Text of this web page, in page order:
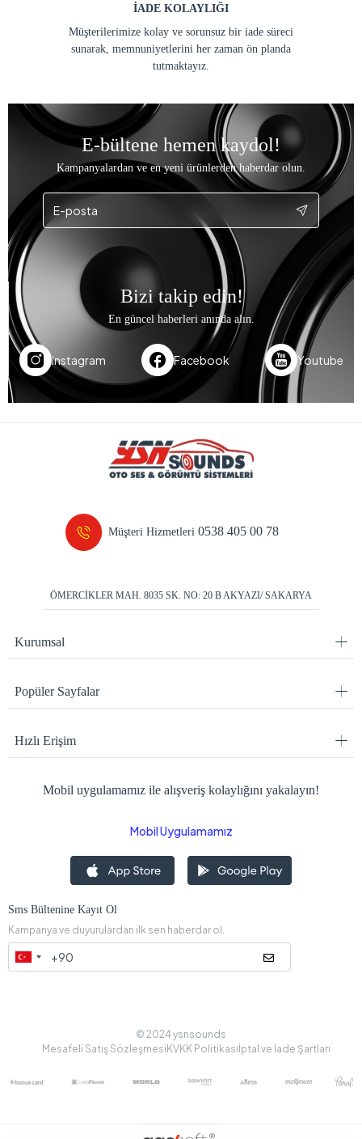
İADE KOLAYLIĞI
Müşterilerimize kolay ve sorunsuz bir iade süreci
sunarak, memnuniyetlerini her zaman ön planda
tutmaktayız.
E-bültene hemen kaydol!
Kampanyalardan ve en yeni ürünlerden haberdar olun.
Bizi takip edin!
En güncel haberleri anında alın.
Instagram Facebook Youtube
Müşteri Hizmetleri0538 405 00 78
ÖMERCİKLER MAH. 8035 SK. NO: 20 B AKYAZI/ SAKARYA
Kurumsal
Popüler Sayfalar
Hızlı Erişim
Mobil uygulamamız ile alışveriş kolaylığını yakalayın!
Mobil Uygulamamız
Sms Bültenine Kayıt Ol
Kampanya ve duyurulardan ilk sen haberdar ol.
© 2024 ysnsounds
Mesafeli Satış SözleşmesiKVKK Politikasıİptal ve İade Şartları